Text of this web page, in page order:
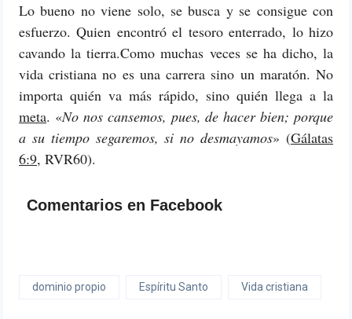
Lo bueno no viene solo, se busca y se consigue con
esfuerzo. Quien encontró el tesoro enterrado, lo hizo
cavando la tierra.Como muchas veces se ha dicho, la
vida cristiana no es una carrera sino un maratón. No
importa quién va más rápido, sino quién llega a la
meta. «No nos cansemos, pues, de hacer bien; porque
a su tiempo segaremos, si no desmayamos» (Gálatas
6:9, RVR60).
Comentarios en Facebook
dominio propio Espíritu Santo Vida cristiana